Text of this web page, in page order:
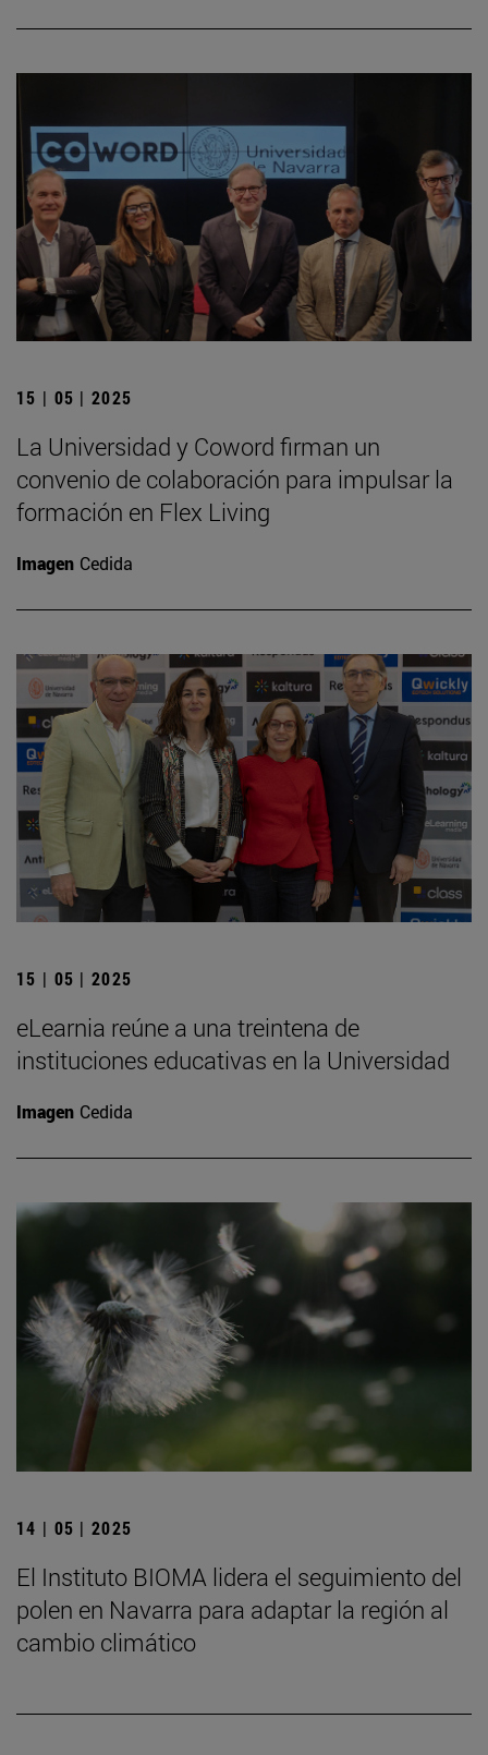
15 | 05 | 2025
La Universidad y Coword firman un
convenio de colaboración para impulsar la
formación en Flex Living
Imagen Cedida
15 | 05 | 2025
eLearnia reúne a una treintena de
instituciones educativas en la Universidad
Imagen Cedida
14 | 05 | 2025
El Instituto BIOMA lidera el seguimiento del
polen en Navarra para adaptar la región al
cambio climático